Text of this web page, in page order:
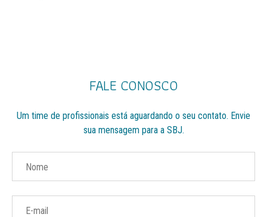
FALE CONOSCO
Um time de profissionais está aguardando o seu contato. Envie
sua mensagem para a SBJ.